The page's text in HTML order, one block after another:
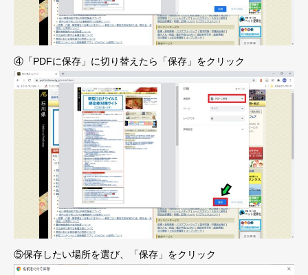
④「PDFに保存」に切り替えたら「保存」をクリック
⑤保存したい場所を選び、「保存」をクリック